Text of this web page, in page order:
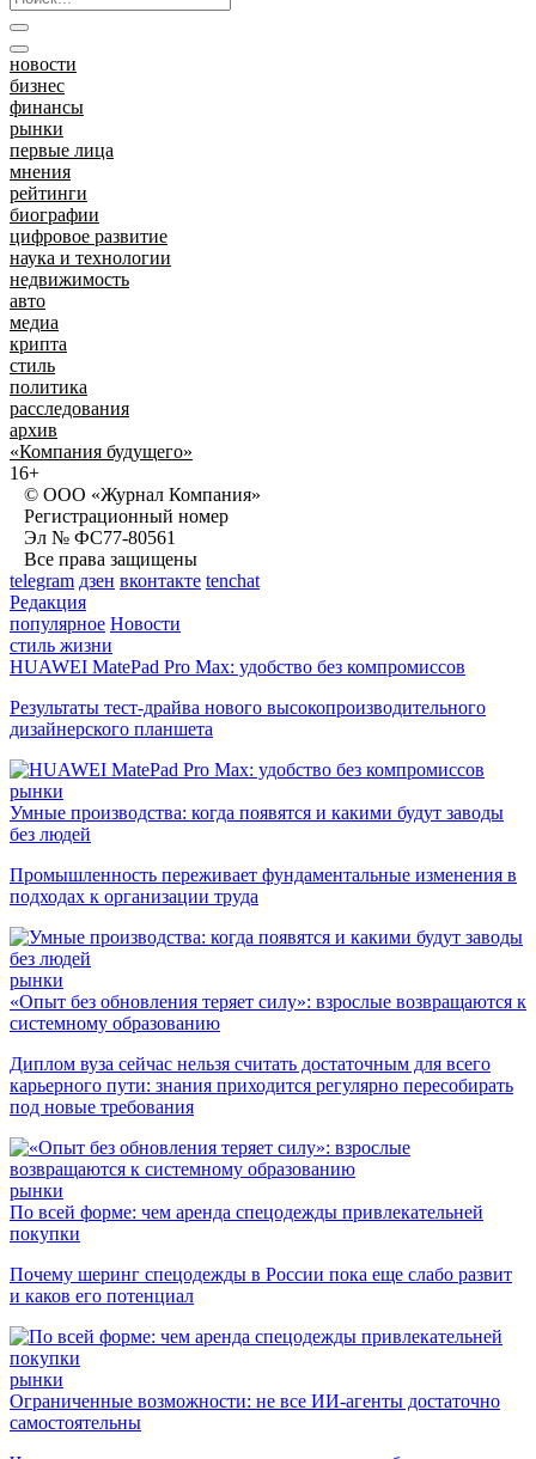
новости
бизнес
финансы
рынки
первые лица
мнения
рейтинги
биографии
цифровое развитие
наука и технологии
недвижимость
авто
медиа
крипта
стиль
политика
расследования
архив
«Компания будущего»
16+
© ООО «Журнал Компания»
Регистрационный номер
Эл № ФС77-80561
Все права защищены
telegram дзен вконтакте tenchat
Редакция
популярное Новости
стиль жизни
HUAWEI MatePad Pro Max: удобство без компромиссов
Результаты тест-драйва нового высокопроизводительного
дизайнерского планшета
рынки
Умные производства: когда появятся и какими будут заводы
без людей
Промышленность переживает фундаментальные изменения в
подходах к организации труда
рынки
«Опыт без обновления теряет силу»: взрослые возвращаются к
системному образованию
Диплом вуза сейчас нельзя считать достаточным для всего
карьерного пути: знания приходится регулярно пересобирать
под новые требования
рынки
По всей форме: чем аренда спецодежды привлекательней
покупки
Почему шеринг спецодежды в России пока еще слабо развит
и каков его потенциал
рынки
Ограниченные возможности: не все ИИ-агенты достаточно
самостоятельны